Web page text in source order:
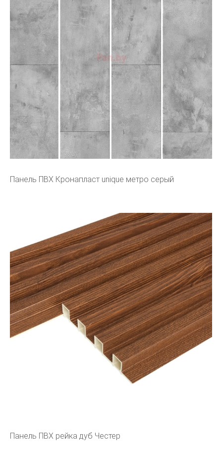
Панель ПВХ Кронапласт unique метро серый
Панель ПВХ рейка дуб Честер